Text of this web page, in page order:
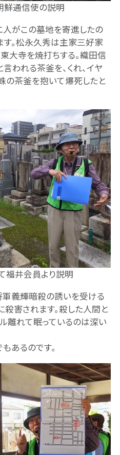
鮮通信使の説明
人がこの墓地を寄進したの
す。松永久秀は主家三好家
大寺を焼打ちする。織田信
われる茶釜を、くれ、イヤ
の茶釜を抱いて爆死したと
福井会員より説明
義輝暗殺の誘いを受ける
害されます。殺した人間と
離れて眠っているのは深い
あるのです。